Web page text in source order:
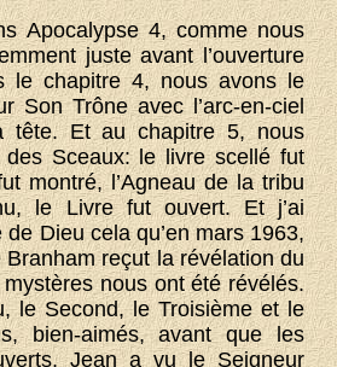
Apocalypse 4, comme nous
juste avant l’ouverture
le chapitre 4, nous avons le
Son Trône avec l’arc-en-ciel
tête. Et au chapitre 5, nous
des Sceaux: le livre scellé fut
montré, l’Agneau de la tribu
le Livre fut ouvert. Et j’ai
Dieu cela qu’en mars 1963,
reçut la révélation du
nous ont été révélés.
le Second, le Troisième et le
bien-aimés, avant que les
Jean a vu le Seigneur